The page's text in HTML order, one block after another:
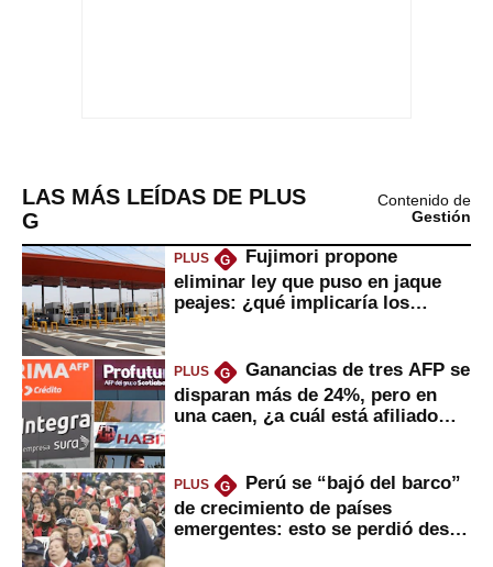
LAS MÁS LEÍDAS DE PLUS
G
Contenido de
Gestión
PLUS G
Fujimori propone
eliminar ley que puso en jaque
peajes: ¿qué implicaría los
PLUS G
Ganancias de tres AFP se
disparan más de 24%, pero en
una caen, ¿a cuál está afiliado
PLUS G
Perú se “bajó del barco”
de crecimiento de países
emergentes: esto se perdió desde